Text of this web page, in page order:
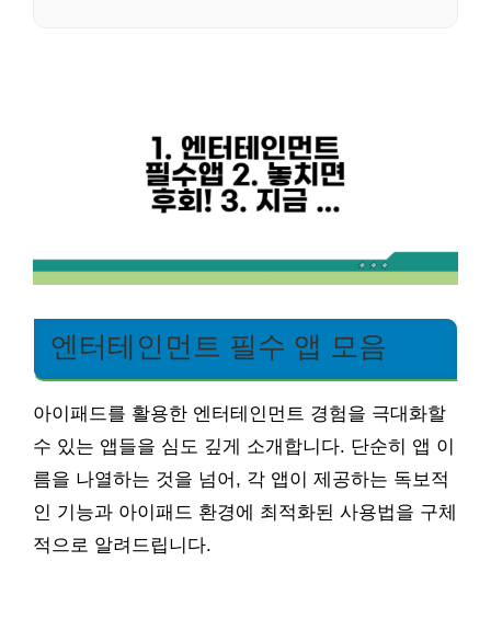
엔터테인먼트 필수 앱 모음
아이패드를 활용한 엔터테인먼트 경험을 극대화할
수 있는 앱들을 심도 깊게 소개합니다. 단순히 앱 이
름을 나열하는 것을 넘어, 각 앱이 제공하는 독보적
인 기능과 아이패드 환경에 최적화된 사용법을 구체
적으로 알려드립니다.